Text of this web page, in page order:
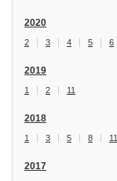
2020
2 3 4 5 6
2019
1 2 11
2018
1 3 5 8 11
2017